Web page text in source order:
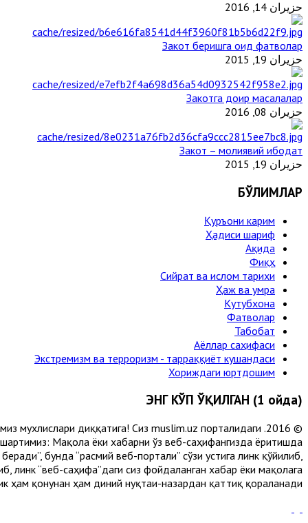
حزيران 14, 2016
Закот беришга оид фатволар
حزيران 19, 2015
Закотга доир масалалар
حزيران 08, 2016
Закот – молиявий ибодат
حزيران 19, 2015
БЎЛИМЛАР
Қуръони карим
Ҳадиси шариф
Ақида
Фиқҳ
Сийрат ва ислом тарихи
Ҳаж ва умра
Кутубхона
Фатволар
Табобат
Аёллар саҳифаси
Экстремизм ва терроризм - тарраққиёт кушандаси
Хориждаги юртдошим
ЭНГ КЎП ЎҚИЛГАН (1 ойда)
мухлислари диққатига! Сиз muslim.uz порталидаги
Мақола ёки хабарни ўз веб-саҳифангизда ёритишда
бунда “расмий веб-портали” сўзи устига линк қўйилиб,
линк “веб-саҳифа”даги сиз фойдаланган хабар ёки мақолага
ҳам қонунан ҳам диний нуқтаи-назардан қаттиқ қораланади.